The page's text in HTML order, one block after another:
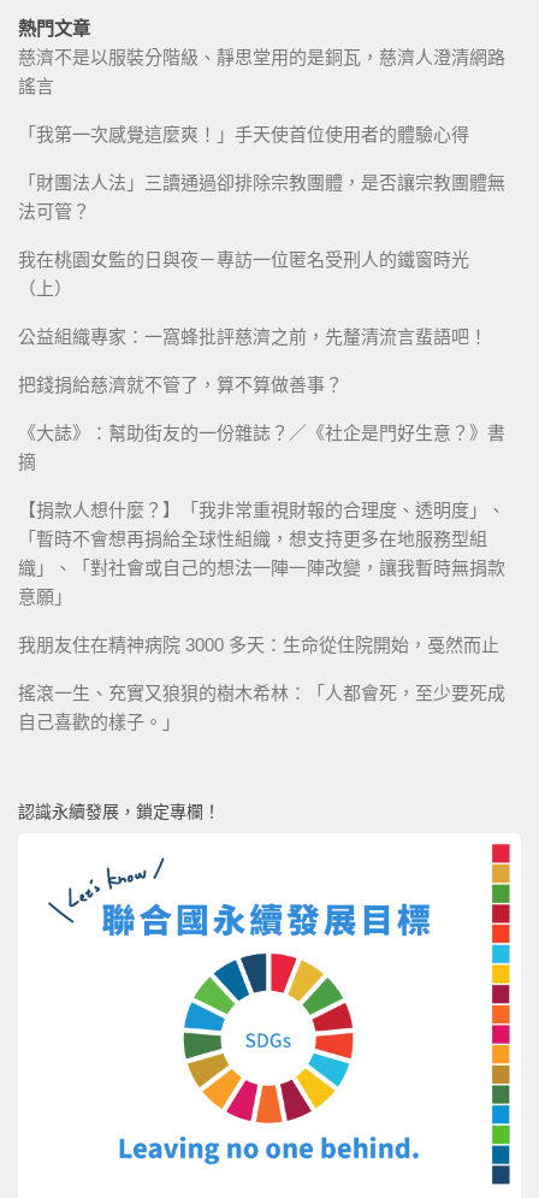
熱門文章
慈濟不是以服裝分階級、靜思堂用的是銅瓦，慈濟人澄清網路
謠言
「我第一次感覺這麼爽！」手天使首位使用者的體驗心得
「財團法人法」三讀通過卻排除宗教團體，是否讓宗教團體無
法可管？
我在桃園女監的日與夜－專訪一位匿名受刑人的鐵窗時光
（上）
公益組織專家：一窩蜂批評慈濟之前，先釐清流言蜚語吧！
把錢捐給慈濟就不管了，算不算做善事？
《大誌》：幫助街友的一份雜誌？／《社企是門好生意？》書
摘
【捐款人想什麼？】「我非常重視財報的合理度、透明度」、
「暫時不會想再捐給全球性組織，想支持更多在地服務型組
織」、「對社會或自己的想法一陣一陣改變，讓我暫時無捐款
意願」
我朋友住在精神病院 3000 多天：生命從住院開始，戞然而止
搖滾一生、充實又狼狽的樹木希林：「人都會死，至少要死成
自己喜歡的樣子。」
認識永續發展，鎖定專欄！